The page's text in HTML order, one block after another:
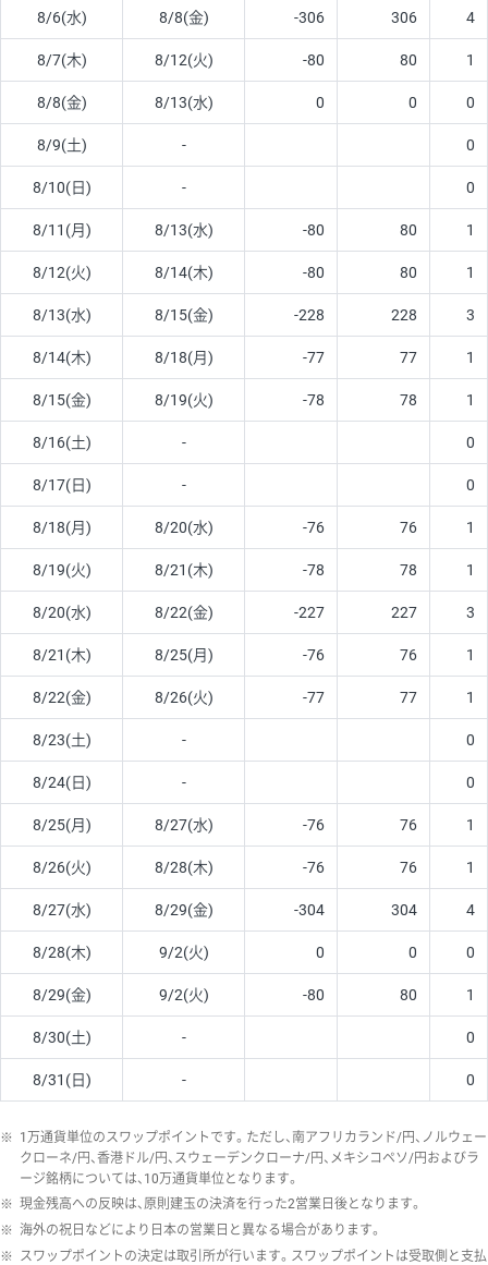
8/6(水) 8/8(金) -306 306 4
8/7(木) 8/12(火) -80 80 1
8/8(金) 8/13(水) 0 0 0
8/9(土) - 0
8/10(日) - 0
8/11(月) 8/13(水) -80 80 1
8/12(火) 8/14(木) -80 80 1
8/13(水) 8/15(金) -228 228 3
8/14(木) 8/18(月) -77 77 1
8/15(金) 8/19(火) -78 78 1
8/16(土) - 0
8/17(日) - 0
8/18(月) 8/20(水) -76 76 1
8/19(火) 8/21(木) -78 78 1
8/20(水) 8/22(金) -227 227 3
8/21(木) 8/25(月) -76 76 1
8/22(金) 8/26(火) -77 77 1
8/23(土) - 0
8/24(日) - 0
8/25(月) 8/27(水) -76 76 1
8/26(火) 8/28(木) -76 76 1
8/27(水) 8/29(金) -304 304 4
8/28(木) 9/2(火) 0 0 0
8/29(金) 9/2(火) -80 80 1
8/30(土) - 0
8/31(日) - 0
※ 1万通貨単位のスワップポイントです。ただし、南アフリカランド/円、ノルウェー
クローネ/円、香港ドル/円、スウェーデンクローナ/円、メキシコペソ/円およびラ
ージ銘柄については、10万通貨単位となります。
※ 現金残高への反映は、原則建玉の決済を行った2営業日後となります。
※ 海外の祝日などにより日本の営業日と異なる場合があります。
※ スワップポイントの決定は取引所が行います。スワップポイントは受取側と支払